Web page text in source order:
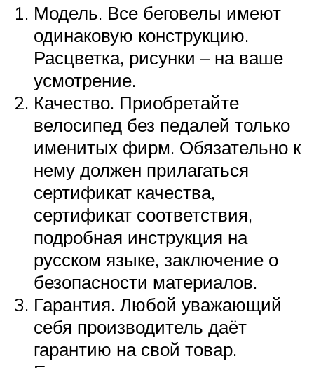
Модель. Все беговелы имеют
одинаковую конструкцию.
Расцветка, рисунки – на ваше
усмотрение.
Качество. Приобретайте
велосипед без педалей только
именитых фирм. Обязательно к
нему должен прилагаться
сертификат качества,
сертификат соответствия,
подробная инструкция на
русском языке, заключение о
безопасности материалов.
Гарантия. Любой уважающий
себя производитель даёт
гарантию на свой товар.